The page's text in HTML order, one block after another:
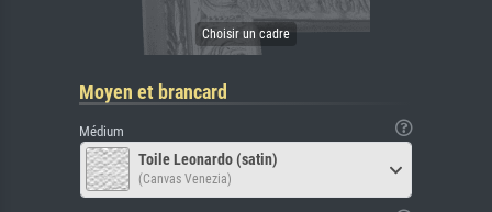
Moyen et brancard
Médium
Toile Leonardo (satin)
(Canvas Venezia)